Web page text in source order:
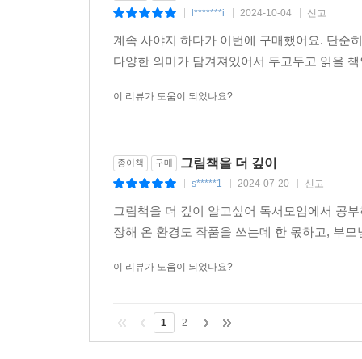
l*******i 2024-10-04 신고
계속 사야지 하다가 이번에 구매했어요. 단순
다양한 의미가 담겨져있어서 두고두고 읽을
이 리뷰가 도움이 되었나요?
종이책 구매 그림책을 더 깊이
s*****1 2024-07-20 신고
그림책을 더 깊이 알고싶어 독서모임에서 공
장해 온 환경도 작품을 쓰는데 한 몫하고, 부
이 리뷰가 도움이 되었나요?
1 2